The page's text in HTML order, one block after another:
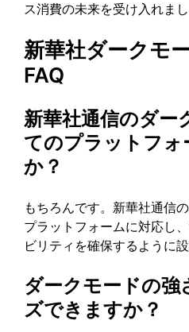
ス消費の未来を受け入れまし
新華社ダークモ
FAQ
新華社通信のダー
てのプラットフォ
か？
もちろんです。新華社通信
プラットフォームに対応し
ビリティを確保するように
ダークモードの強
ズできますか？